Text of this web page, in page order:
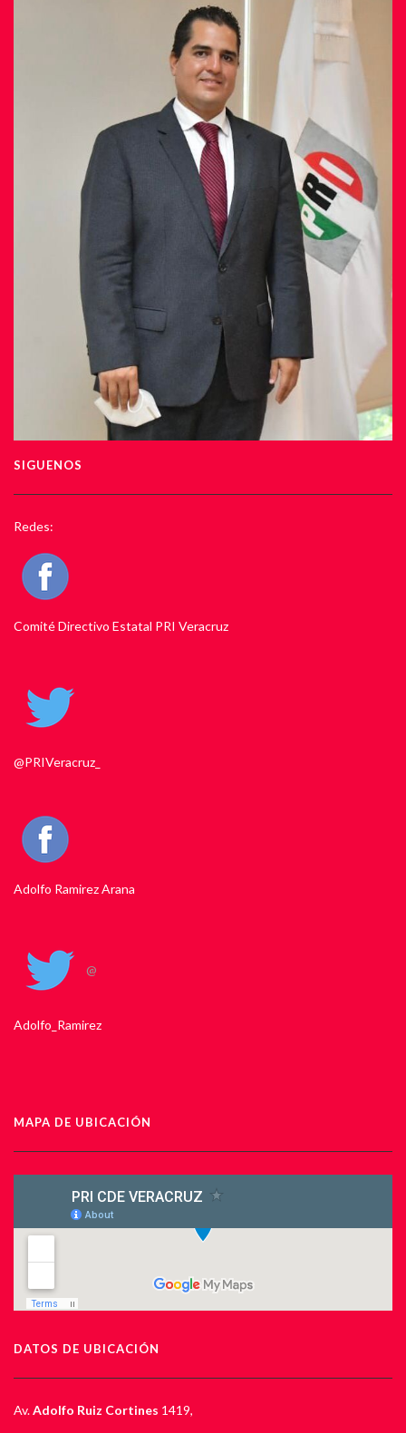
SIGUENOS
Redes:
Comité Directivo Estatal PRI Veracruz
@PRIVeracruz_
Adolfo Ramirez Arana
@
Adolfo_Ramirez
MAPA DE UBICACIÓN
DATOS DE UBICACIÓN
Av.Adolfo Ruiz Cortines 1419,